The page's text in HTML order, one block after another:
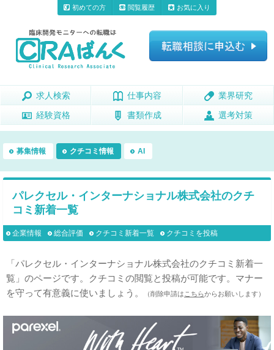
初めての方 閲覧履歴 お気に入り
求人検索
求人検索 仕事内容
仕事内容 業界研究
業界研究
経験資格
経験資格 書類作成
書類作成 選考対策
選考対策
募集情報 クチコミ情報 AI
パレクセル・インターナショナル株式会社のクチ
コミ新着一覧
企業情報 総合評価 クチコミ新着一覧 クチコミを投稿
「パレクセル・インターナショナル株式会社のクチコミ新着一
覧」のページです。クチコミの閲覧と投稿が可能です。マナー
を守って有意義に使いましょう。
（削除申請は こちらからお願いします）